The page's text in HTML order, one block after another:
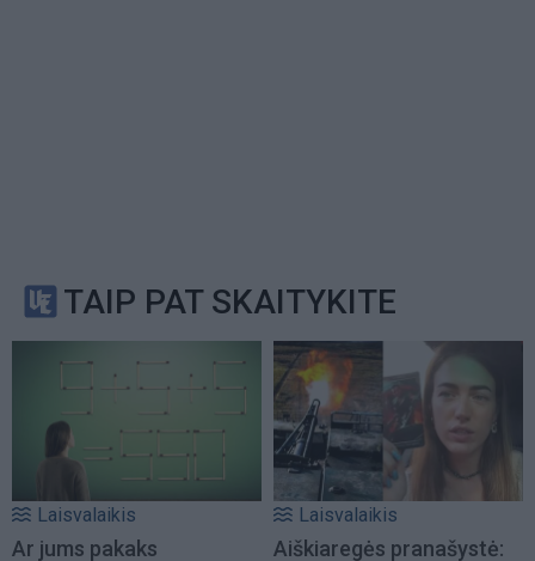
TAIP PAT SKAITYKITE
Laisvalaikis
Ar jums pakaks
Laisvalaikis
Aiškiaregės pranašystė: